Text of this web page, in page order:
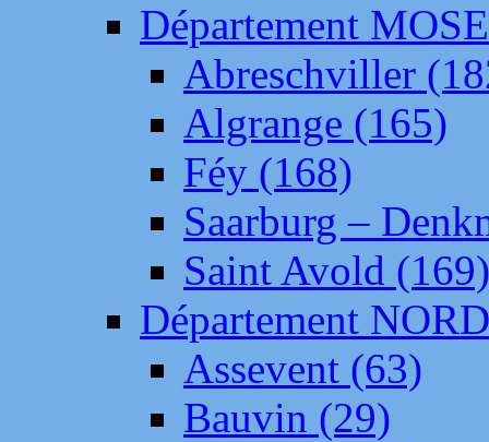
Département
Abreschviller
Algrange (165)
Féy (168)
Saarburg –
Saint Avold (169)
Département NORD
Assevent (63)
Bauvin (29)